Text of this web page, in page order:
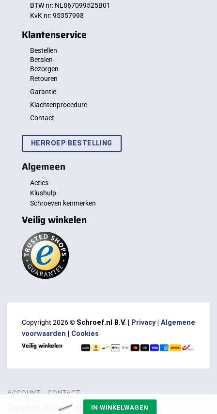
BTW nr: NL867099525B01
KvK nr: 95357998
Klantenservice
Bestellen
Betalen
Bezorgen
Retouren
Garantie
Klachtenprocedure
Contact
HERROEP BESTELLING
Algemeen
Acties
Klushulp
Schroeven kenmerken
Veilig winkelen
Copyright 2026 © Schroef.nl B.V. | Privacy| Algemene
voorwaarden
Cookies
Veilig winkelen
ACCOUNT CONTACT
Copyright 2026 ©Schroef.nl B.V.
IN WINKELWAGEN